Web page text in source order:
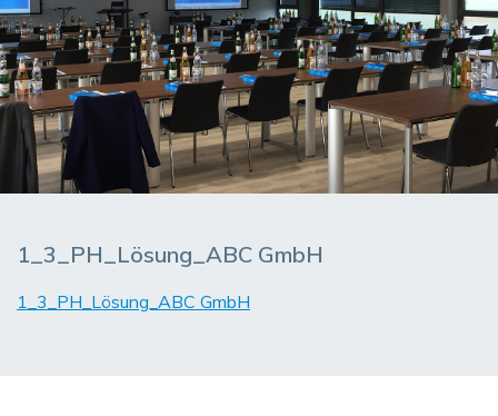
1_3_PH_Lösung_ABC GmbH
1_3_PH_Lösung_ABC GmbH